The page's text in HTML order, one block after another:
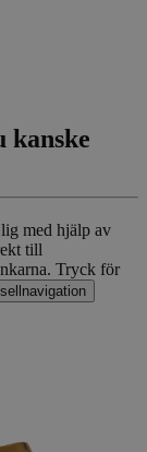
kanske
med hjälp av
till
Tryck för